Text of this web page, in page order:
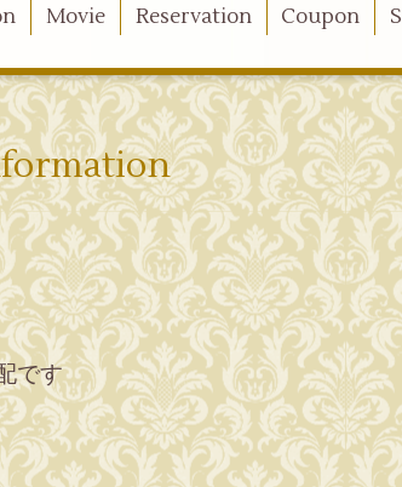
Movie Reservation Coupon
です